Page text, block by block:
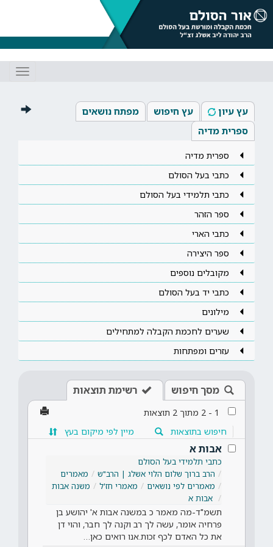
עץ עיון עץ חיפוש
מפתח נושאים
ספרית מדיה
ספרית מדיה
כתבי בעל הסולם
כתבי תלמידי בעל הסולם
ספר הזהר
כתבי הארי
ספר היצירה
מקובלים נוספים
כתבי יד בעל הסולם
מילונים
שערים לחכמת הקבלה למתחילים
עזרים ומפתחות
מסך חיפוש רשימת תוצאות
1
-
2 מתוך 2 תוצאות
חיפוש בתוצאות
מיין לפי מיקום בעץ
אבות א
כתבי תלמידי בעל הסולם
הרב ברוך שלום הלוי אשלג | הרב"ש
מאמרים
מאמרים לפי נושאים
מאמרי חז'ל
משנה אבות
אבות א
תשמ"ד-מה מאמר כ במשנה אבות א' יהושע בן
פרחיה אומר, עשה לך רב וקנה לך חבר, והוי דן
את כל האדם לכף זכות.אנו רואים כאן…